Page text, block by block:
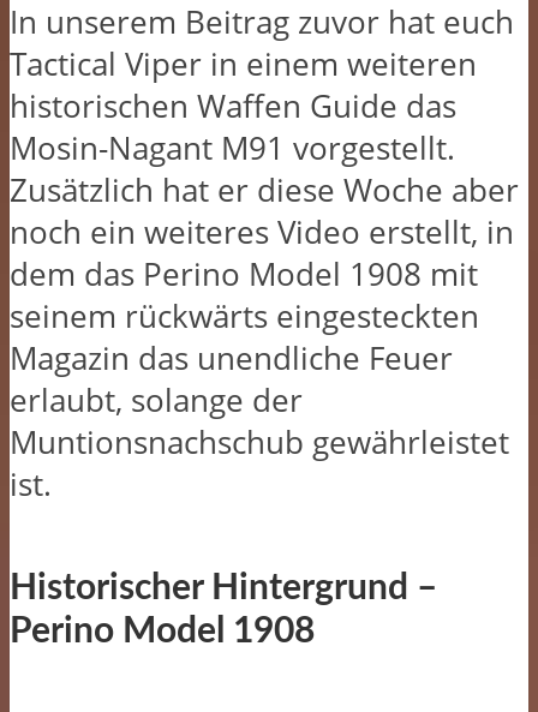
In unserem Beitrag zuvor hat euch
Tactical Viper in einem weiteren
historischen Waffen Guide das
Mosin-Nagant M91 vorgestellt.
Zusätzlich hat er diese Woche aber
noch ein weiteres Video erstellt, in
dem das Perino Model 1908 mit
seinem rückwärts eingesteckten
Magazin das unendliche Feuer
erlaubt, solange der
Muntionsnachschub gewährleistet
ist.
Historischer Hintergrund –
Perino Model 1908